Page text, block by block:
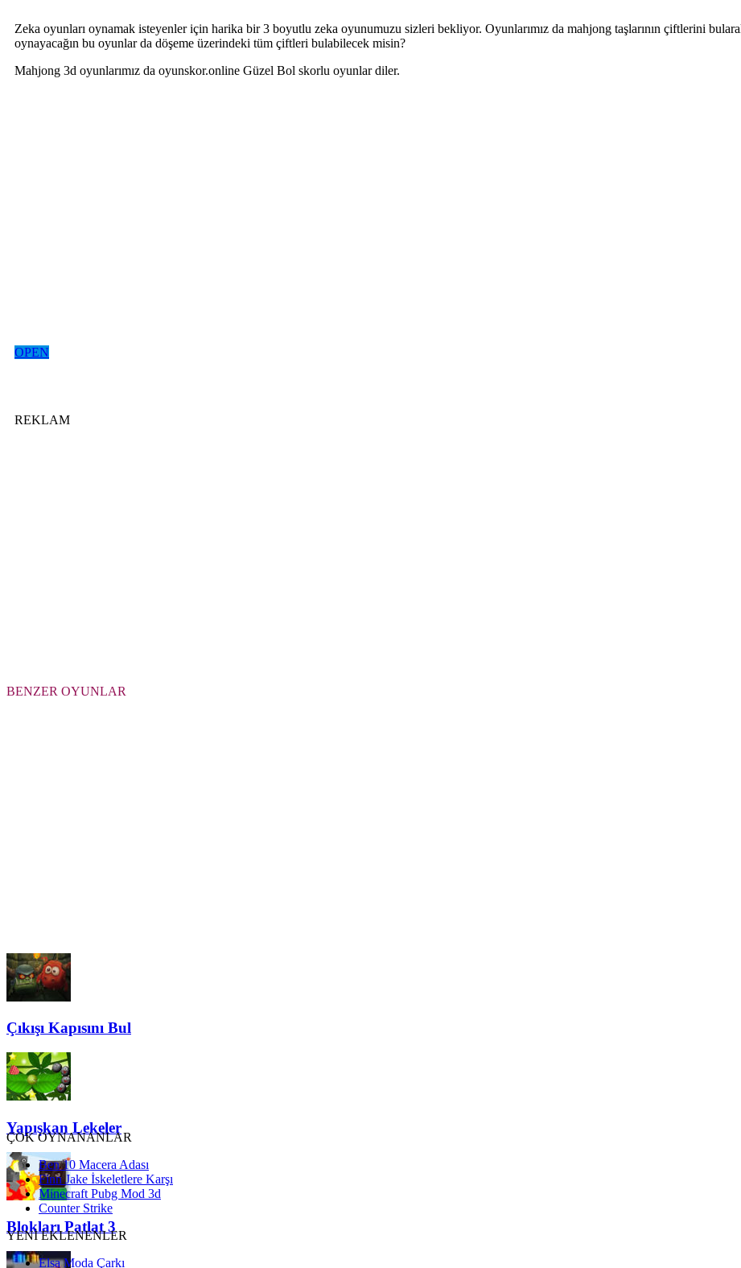
Zeka oyunları oynamak isteyenler için harika bir 3 boyutlu zeka oyunumuzu sizleri bekliyor. Oyunlarımız da mahjong taşlarının çiftlerini
oynayacağın bu oyunlar da döşeme üzerindeki tüm çiftleri bulabilecek misin?
Mahjong 3d oyunlarımız da oyunskor.online Güzel Bol skorlu oyunlar diler.
OPEN
REKLAM
BENZER OYUNLAR
Çıkışı Kapısını Bul
Yapışkan Lekeler
Blokları Patlat 3
ÇOK OYNANANLAR
Ben 10 Macera Adası
Finn Jake İskeletlere Karşı
Minecraft Pubg Mod 3d
Counter Strike
YENİ EKLENENLER
Elsa Moda Çarkı